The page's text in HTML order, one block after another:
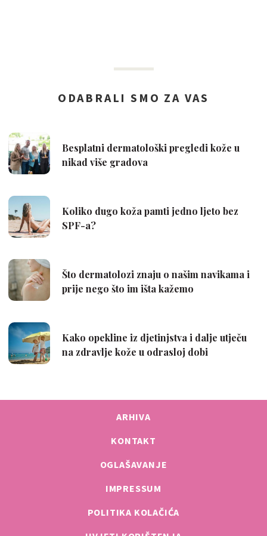
ARHIVA
KONTAKT
OGLAŠAVANJE
IMPRESSUM
POLITIKA KOLAČIĆA